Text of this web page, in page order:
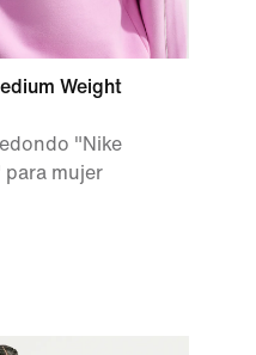
Weight
"Nike
mujer